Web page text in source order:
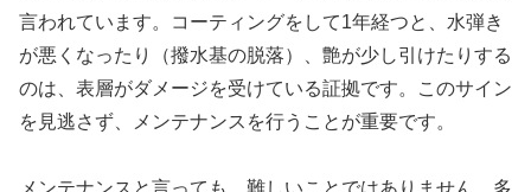
言われています。コーティングをして1年経つと、水弾き
が悪くなったり（撥水基の脱落）、艶が少し引けたりする
のは、表層がダメージを受けている証拠です。このサイン
を見逃さず、メンテナンスを行うことが重要です。